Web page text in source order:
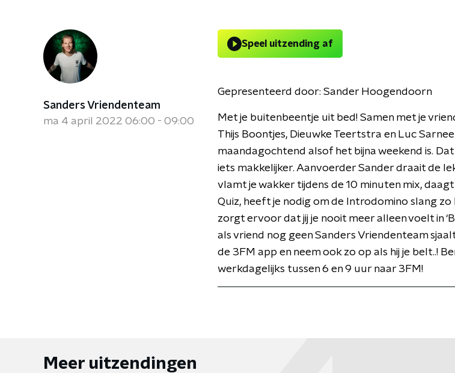
Sanders Vriendenteam
ma 4 april 2022 06:00 - 09:00
Speel uitzending af
Gepresenteerd door: Sander Hoogendoorn
Met je buitenbeentje uit bed! Samen met je
Thijs Boontjes, Dieuwke Teertstra en Luc
maandagochtend alsof het bijna weekend is.
iets makkelijker. Aanvoerder Sander draait de
vlamt je wakker tijdens de 10 minuten mix, daagt
Quiz, heeft je nodig om de Introdomino slang
zorgt ervoor dat jij je nooit meer alleen voelt in
als vriend nog geen Sanders Vriendenteam
de 3FM app en neem ook zo op als hij je belt..!
werkdagelijks tussen 6 en 9 uur naar 3FM!
Meer uitzendingen